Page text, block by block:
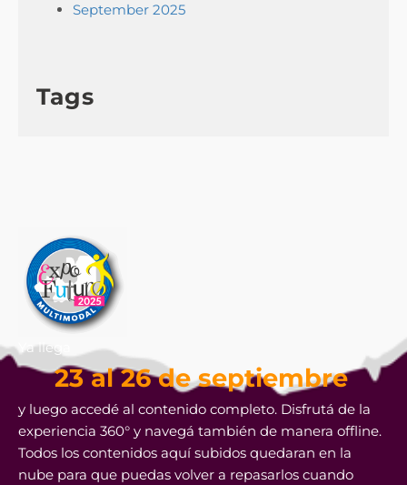
September 2025
Tags
Ya llega
23 al 26 de septiembre
y luego accedé al contenido completo. Disfrutá de la
experiencia 360° y navegá también de manera offline.
Todos los contenidos aquí subidos quedaran en la
nube para que puedas volver a repasarlos cuando